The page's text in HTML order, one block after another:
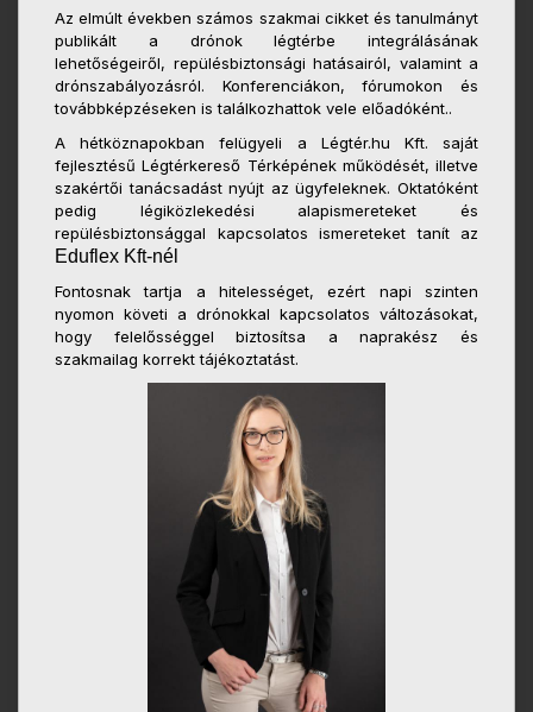
Az elmúlt években számos szakmai cikket és tanulmányt
publikált a drónok légtérbe integrálásának
lehetőségeiről, repülésbiztonsági hatásairól, valamint a
drónszabályozásról. Konferenciákon, fórumokon és
továbbképzéseken is találkozhattok vele előadóként..
A hétköznapokban felügyeli a Légtér.hu Kft. saját
fejlesztésű Légtérkereső Térképének működését, illetve
szakértői tanácsadást nyújt az ügyfeleknek. Oktatóként
pedig légiközlekedési alapismereteket és
repülésbiztonsággal kapcsolatos ismereteket tanít az
Eduflex Kft-nél
Fontosnak tartja a hitelességet, ezért napi szinten
nyomon követi a drónokkal kapcsolatos változásokat,
hogy felelősséggel biztosítsa a naprakész és
szakmailag korrekt tájékoztatást.